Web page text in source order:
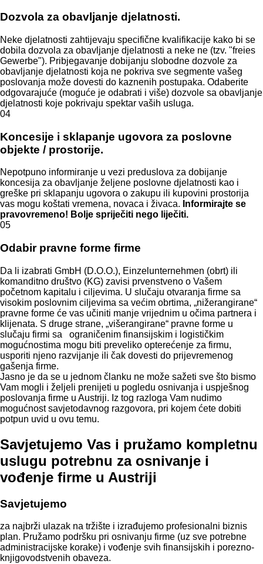
Dozvola za obavljanje djelatnosti.
Neke djelatnosti zahtijevaju specifične kvalifikacije kako bi se
dobila dozvola za obavljanje djelatnosti a neke ne (tzv. "freies
Gewerbe"). Pribjegavanje dobijanju slobodne dozvole za
obavljanje djelatnosti koja ne pokriva sve segmente vašeg
poslovanja može dovesti do kaznenih postupaka. Odaberite
odgovarajuće (moguće je odabrati i više) dozvole sa obavljanje
djelatnosti koje pokrivaju spektar vaših usluga.
04
Koncesije i sklapanje ugovora za poslovne
objekte / prostorije.
Nepotpuno informiranje u vezi preduslova za dobijanje
koncesija za obavljanje željene poslovne djelatnosti kao i
greške pri sklapanju ugovora o zakupu ili kupovini prostorija
vas mogu koštati vremena, novaca i živaca. Informirajte se
pravovremeno! Bolje spriječiti nego liječiti.
05
Odabir pravne forme firme
Da li izabrati GmbH (D.O.O.), Einzelunternehmen (obrt) ili
komanditno društvo (KG) zavisi prvenstveno o Vašem
početnom kapitalu i ciljevima. U slučaju otvaranja firme sa
visokim poslovnim ciljevima sa većim obrtima, „nižerangirane“
pravne forme će vas učiniti manje vrijednim u očima partnera i
klijenata. S druge strane, „višerangirane“ pravne forme u
slučaju firmi sa ograničenim finansijskim i logističkim
mogućnostima mogu biti preveliko opterećenje za firmu,
usporiti njeno razvijanje ili čak dovesti do prijevremenog
gašenja firme.
Jasno je da se u jednom članku ne može sažeti sve što bismo
Vam mogli i željeli prenijeti u pogledu osnivanja i uspješnog
poslovanja firme u Austriji. Iz tog razloga Vam nudimo
mogućnost savjetodavnog razgovora, pri kojem ćete dobiti
potpun uvid u ovu temu.
Savjetujemo Vas i pružamo kompletnu
uslugu potrebnu za osnivanje i
vođenje firme u Austriji
Savjetujemo
za najbrži ulazak na tržište i izrađujemo profesionalni biznis
plan. Pružamo podršku pri osnivanju firme (uz sve potrebne
administracijske korake) i vođenje svih finansijskih i porezno-
knjigovodstvenih obaveza.